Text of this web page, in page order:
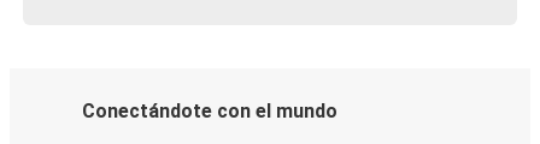
Conectándote con el mundo